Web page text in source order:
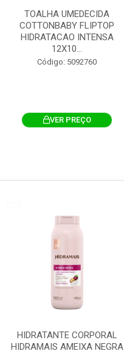
TOALHA UMEDECIDA
COTTONBABY FLIPTOP
HIDRATACAO INTENSA
12X10...
Código: 5092760
VER PREÇO
HIDRATANTE CORPORAL
HIDRAMAIS AMEIXA NEGRA